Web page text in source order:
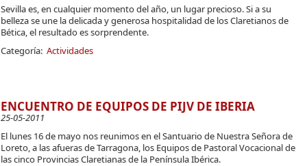
Sevilla es, en cualquier momento del año, un lugar precioso. Si a su
belleza se une la delicada y generosa hospitalidad de los Claretianos de
Bética, el resultado es sorprendente.
Categoría: Actividades
ENCUENTRO DE EQUIPOS DE PIJV DE IBERIA
25-05-2011
El lunes 16 de mayo nos reunimos en el Santuario de Nuestra Señora de
Loreto, a las afueras de Tarragona, los Equipos de Pastoral Vocacional de
las cinco Provincias Claretianas de la Península Ibérica.